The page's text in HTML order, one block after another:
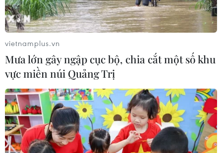
Iran tuyên bố chưa đạt đủ điều kiện
để mở lại eo biển Hormuz
03/08/2026 15:59
Làn sóng người Israel di cư ra nước
ngoài vẫn ở mức kỷ lục
03/08/2026 11:32
vietnamplus.vn
Mưa lớn gây ngập cục bộ, chia cắt một số khu
vực miền núi Quảng Trị